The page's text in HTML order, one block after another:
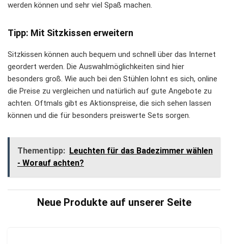
werden können und sehr viel Spaß machen.
Tipp: Mit Sitzkissen erweitern
Sitzkissen können auch bequem und schnell über das Internet
geordert werden. Die Auswahlmöglichkeiten sind hier
besonders groß. Wie auch bei den Stühlen lohnt es sich, online
die Preise zu vergleichen und natürlich auf gute Angebote zu
achten. Oftmals gibt es Aktionspreise, die sich sehen lassen
können und die für besonders preiswerte Sets sorgen.
Thementipp: Leuchten für das Badezimmer wählen
- Worauf achten?
Neue Produkte auf unserer Seite